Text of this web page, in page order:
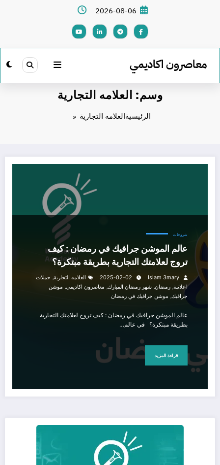
2026-08-06
معاصرون اكاديمي
وسم: العلامه التجارية
الرئيسيةالعلامه التجارية
شروحات
عالم الموشن جرافيك في رمضان : كيف
تروج لعلامتك التجارية بطريقة مبتكرة؟
Islam 3mary
2025-02-02 العلامه التجارية, حملات
اعلانبة, رمضان, شهر رمضان المبارك, معاصرون اكاديمي, موشن
جرافيك, موشن جرافيك في رمضان
عالم الموشن جرافيك في رمضان : كيف تروج لعلامتك التجارية
بطريقة مبتكرة؟ في عالم…
قراءة المزيد